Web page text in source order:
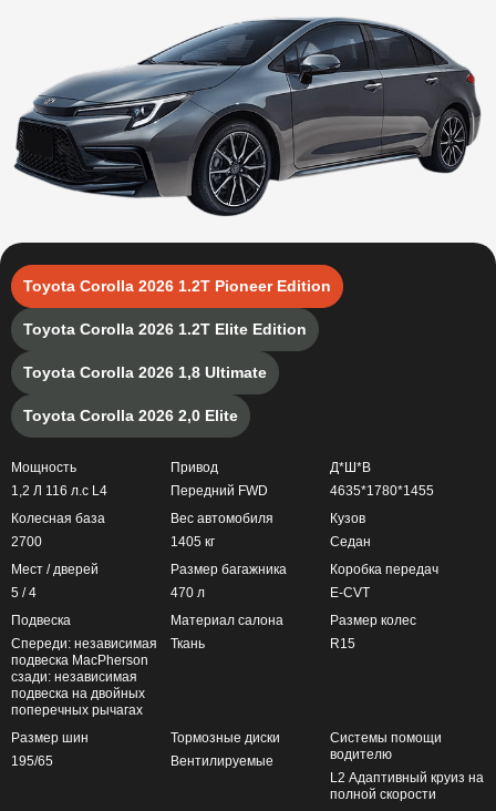
Toyota Corolla 2026 1.2T Pioneer Edition
Toyota Corolla 2026 1.2T Elite Edition
Toyota Corolla 2026 1,8 Ultimate
Toyota Corolla 2026 2,0 Elite
Мощность
1,2 Л 116 л.с L4
Привод
Передний FWD
Д*Ш*В
4635*1780*1455
Колесная база
2700
Вес автомобиля
1405 кг
Кузов
Седан
Мест / дверей
5 / 4
Размер багажника
470 л
Коробка передач
E-CVT
Подвеска
Спереди: независимая
подвеска MacPherson
сзади: независимая
подвеска на двойных
поперечных рычагах
Материал салона
Ткань
Размер колес
R15
Размер шин
195/65
Тормозные диски
Вентилируемые
Системы помощи
водителю
L2 Адаптивный круиз на
полной скорости